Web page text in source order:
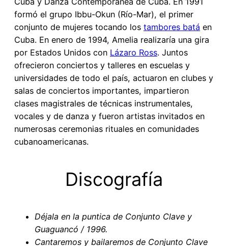
formó el grupo Ibbu-Okun (Río-Mar), el primer
conjunto de mujeres tocando los tambores batá en
Cuba. En enero de 1994, Amelia realizaría una gira
por Estados Unidos con Lázaro Ross. Juntos
ofrecieron conciertos y talleres en escuelas y
universidades de todo el país, actuaron en clubes y
salas de conciertos importantes, impartieron
clases magistrales de técnicas instrumentales,
vocales y de danza y fueron artistas invitados en
numerosas ceremonias rituales en comunidades
cubanoamericanas.
Discografía
Déjala en la puntica de Conjunto Clave y
Guaguancó / 1996.
Cantaremos y bailaremos de Conjunto Clave